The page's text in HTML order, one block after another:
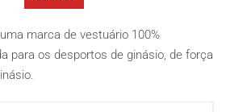
marca de vestuário 100%
para os desportos de ginásio, de força